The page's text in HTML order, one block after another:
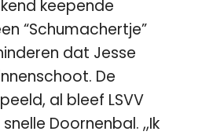
keepende
“Schumachertje”
dat Jesse
De
al bleef LSVV
Doornenbal. ,,Ik